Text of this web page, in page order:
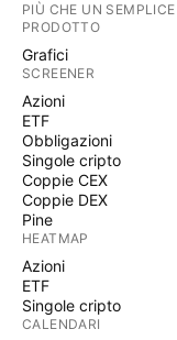
PIÙ CHE UN SEMPLICE
PRODOTTO
Grafici
SCREENER
Azioni
ETF
Obbligazioni
Singole cripto
Coppie CEX
Coppie DEX
Pine
HEATMAP
Azioni
ETF
Singole cripto
CALENDARI